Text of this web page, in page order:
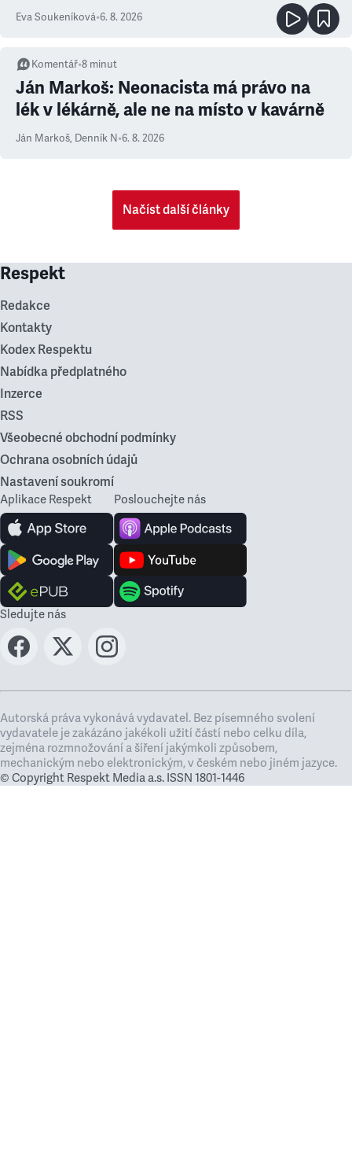
Eva Soukeníková•6. 8. 2026
Komentář•8 minut
Ján Markoš: Neonacista má právo na
lék v lékárně, ale ne na místo v kavárně
Ján Markoš, Denník N•6. 8. 2026
Načíst další články
Respekt
Redakce
Kontakty
Kodex Respektu
Nabídka předplatného
Inzerce
RSS
Všeobecné obchodní podmínky
Ochrana osobních údajů
Nastavení soukromí
Aplikace Respekt Poslouchejte nás
Sledujte nás
Autorská práva vykonává vydavatel. Bez písemného svolení
vydavatele je zakázáno jakékoli užití částí nebo celku díla,
zejména rozmnožování a šíření jakýmkoli způsobem,
mechanickým nebo elektronickým, v českém nebo jiném jazyce.
© Copyright Respekt Media a.s. ISSN 1801-1446